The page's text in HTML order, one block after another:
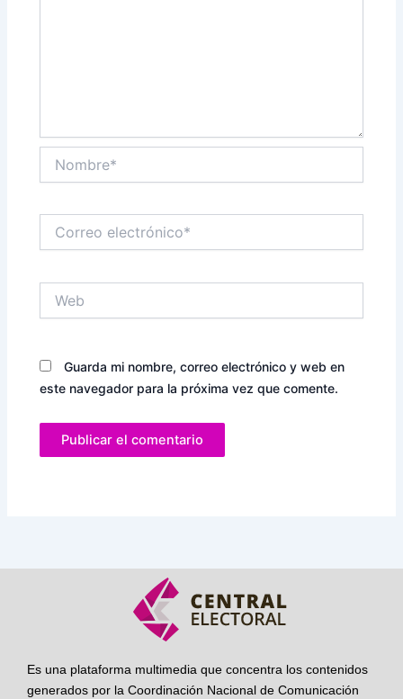
electrónico*
Guarda mi nombre, correo electrónico y web en
este navegador para la próxima vez que comente.
Es una plataforma multimedia que concentra los contenidos
generados por la Coordinación Nacional de Comunicación